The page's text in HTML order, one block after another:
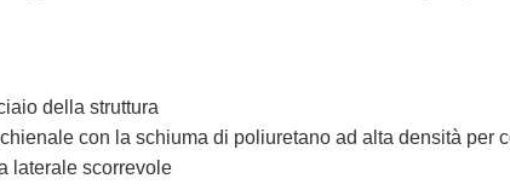
della struttura
con la schiuma di poliuretano ad alta densità per
laterale scorrevole